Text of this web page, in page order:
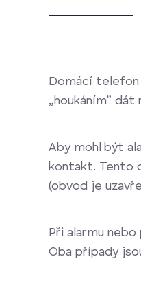
Domácí telefon
„houkáním”
Aby mohl být
kontakt. Tento
(obvod je
Při alarmu
Oba případy